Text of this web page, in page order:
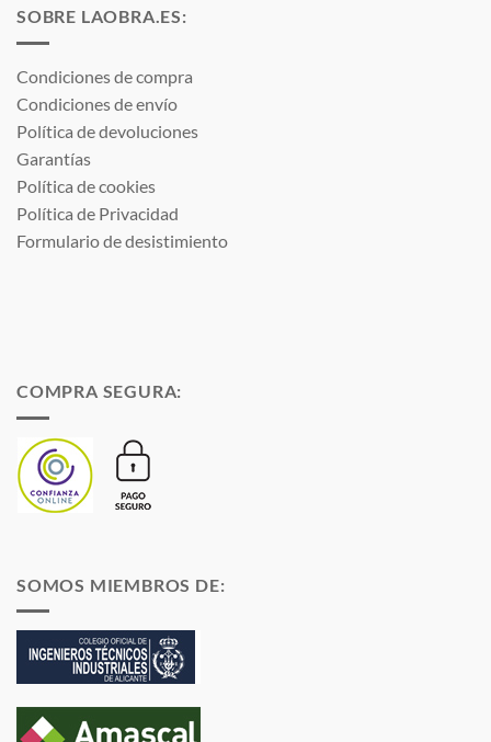
SOBRE LAOBRA.ES:
Condiciones de compra
Condiciones de envío
Política de devoluciones
Garantías
Política de cookies
Política de Privacidad
Formulario de desistimiento
COMPRA SEGURA:
SOMOS MIEMBROS DE: